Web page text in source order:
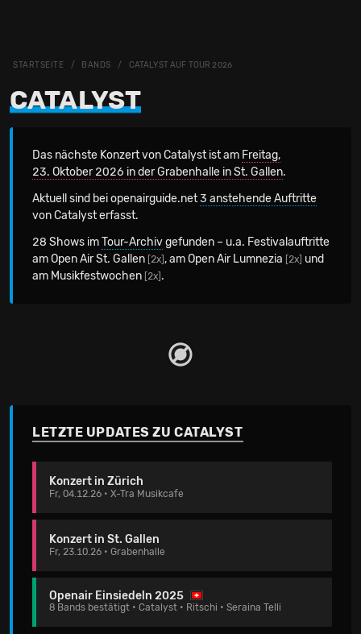
STARTSEITE BANDS CATALYST AUF TOUR 2026
CATALYST
Das nächste Konzert von Catalystist am Freitag,
23. Oktober 2026 in der Grabenhalle in St. Gallen.
Aktuell sind bei openairguide.net3 anstehende Auftritte
von Catalyst erfasst.
28 Shows imTour-Archivgefunden – u.a. Festivalauftritte
am Open Air St. Gallen [2x] , am Open Air Lumnezia [2x] und
am Musikfestwochen [2x] .
LETZTE UPDATES ZU CATALYST
Konzert in Zürich
Fr, 04.12.26 • X-Tra Musikcafe
Konzert in St. Gallen
Fr, 23.10.26 • Grabenhalle
Openair Einsiedeln 2025
8 Bands bestätigt • Catalyst • Ritschi • Seraina Telli